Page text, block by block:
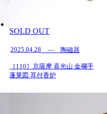
SOLD OUT
2025.04.28 — 陶磁器
［110］京薩摩 喜光山 金襴手
蓬莱図 耳付香炉